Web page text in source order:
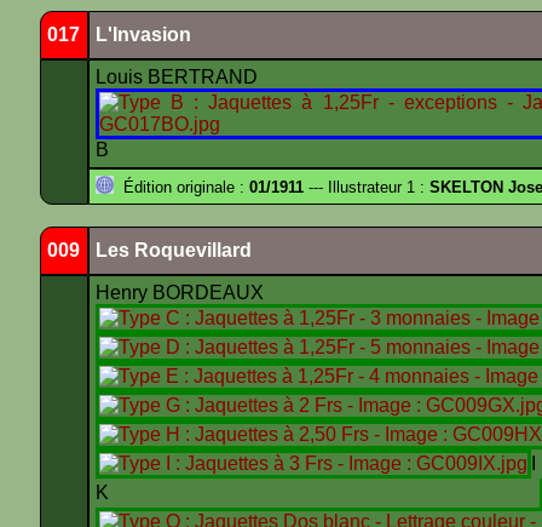
017 L'Invasion
Louis BERTRAND
B
Édition originale : 01/1911 --- Illustrateur 1 : SKELTON
009 Les Roquevillard
Henry BORDEAUX
K